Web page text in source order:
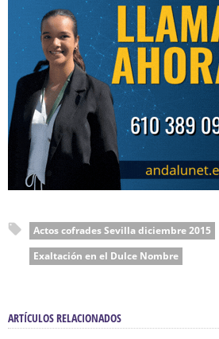
Actos cofrades Sevilla diciembre 2015
Exaltación en el Dulce Nombre
ARTÍCULOS RELACIONADOS